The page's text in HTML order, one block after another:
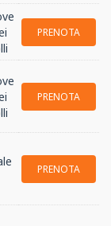
PRENOTA
PRENOTA
PRENOTA